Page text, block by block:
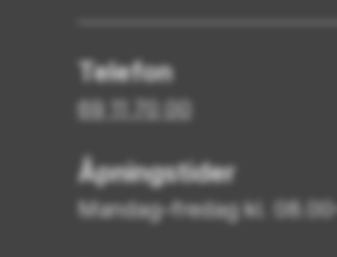
Telefon
69 11 70 00
Åpningstider
Mandag–fredag kl.